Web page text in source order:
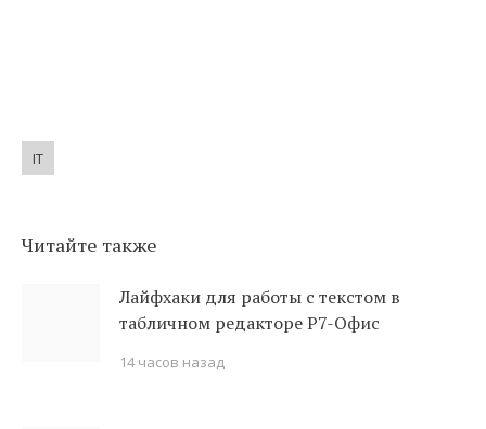
IT
Читайте также
Лайфхаки для работы с текстом в
табличном редакторе Р7-Офис
14 часов назад